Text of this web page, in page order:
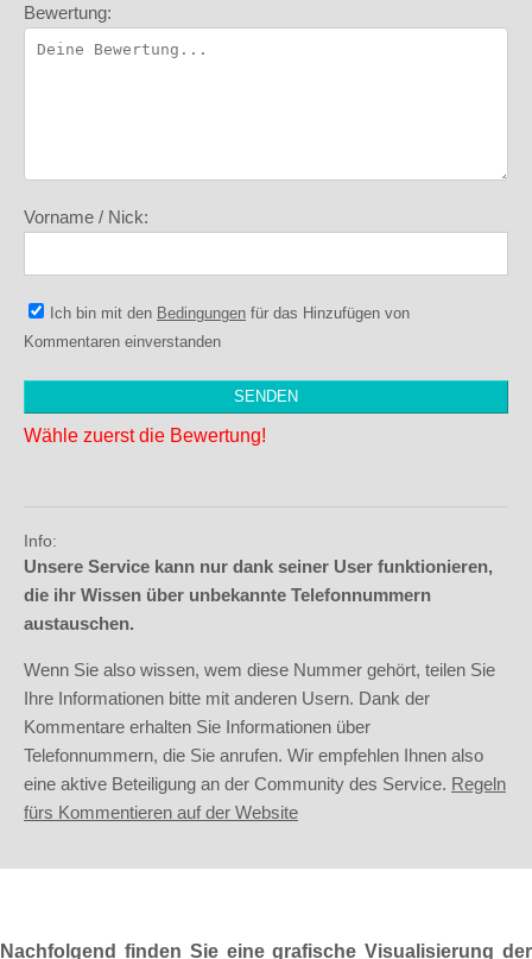
Bewertung:
Vorname / Nick:
Ich bin mit den Bedingungen für das Hinzufügen von
Kommentaren einverstanden
Wähle zuerst die Bewertung!
Info:
Unsere Service kann nur dank seiner User funktionieren,
die ihr Wissen über unbekannte Telefonnummern
austauschen.
Wenn Sie also wissen, wem diese Nummer gehört, teilen Sie
Ihre Informationen bitte mit anderen Usern. Dank der
Kommentare erhalten Sie Informationen über
Telefonnummern, die Sie anrufen. Wir empfehlen Ihnen also
eine aktive Beteiligung an der Community des Service. Regeln
fürs Kommentieren auf der Website
Nachfolgend finden Sie eine grafische Visualisierung der